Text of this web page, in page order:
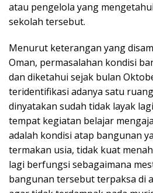
atau pengelola yang
sekolah tersebut.
Menurut keterangan yang
Oman, permasalahan kondisi
dan diketahui sejak bulan
teridentifikasi adanya satu
dinyatakan sudah tidak layak
tempat kegiatan belajar
adalah kondisi atap bangunan
termakan usia, tidak kuat
lagi berfungsi sebagaimana
bangunan tersebut terpaksa di